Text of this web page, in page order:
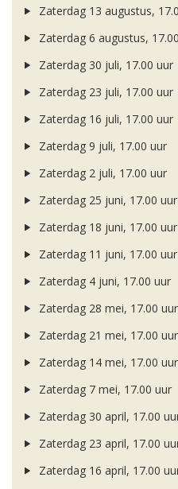
Zaterdag 13 augustus,
Zaterdag 6 augustus,
Zaterdag 30 juli, 17.00 uur
Zaterdag 23 juli, 17.00 uur
Zaterdag 16 juli, 17.00 uur
Zaterdag 9 juli, 17.00 uur
Zaterdag 2 juli, 17.00 uur
Zaterdag 25 juni, 17.00 uur
Zaterdag 18 juni, 17.00 uur
Zaterdag 11 juni, 17.00 uur
Zaterdag 4 juni, 17.00 uur
Zaterdag 28 mei, 17.00 uur
Zaterdag 21 mei, 17.00 uur
Zaterdag 14 mei, 17.00 uur
Zaterdag 7 mei, 17.00 uur
Zaterdag 30 april, 17.00
Zaterdag 23 april, 17.00
Zaterdag 16 april, 17.00